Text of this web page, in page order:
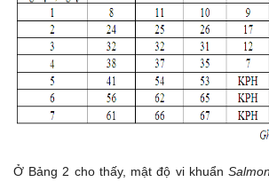
Ở Bảng 2 cho thấy, mật độ vi khuẩn